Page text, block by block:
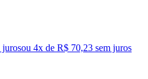
jurosou 4x de R$ 70,23 sem juros